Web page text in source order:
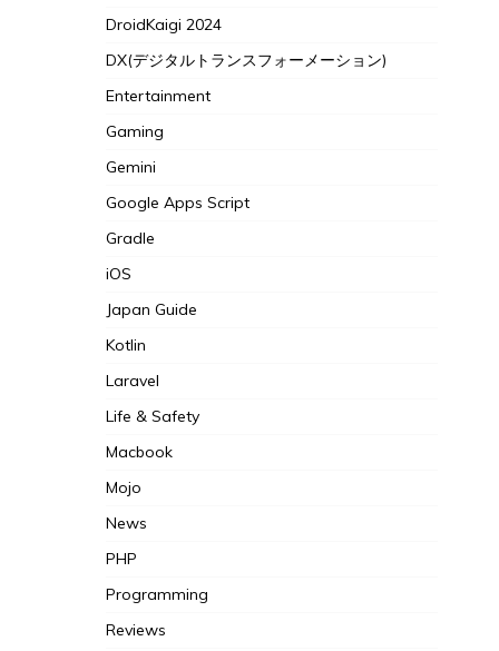
DroidKaigi 2024
DX(デジタルトランスフォーメーション)
Entertainment
Gaming
Gemini
Google Apps Script
Gradle
iOS
Japan Guide
Kotlin
Laravel
Life & Safety
Macbook
Mojo
News
PHP
Programming
Reviews